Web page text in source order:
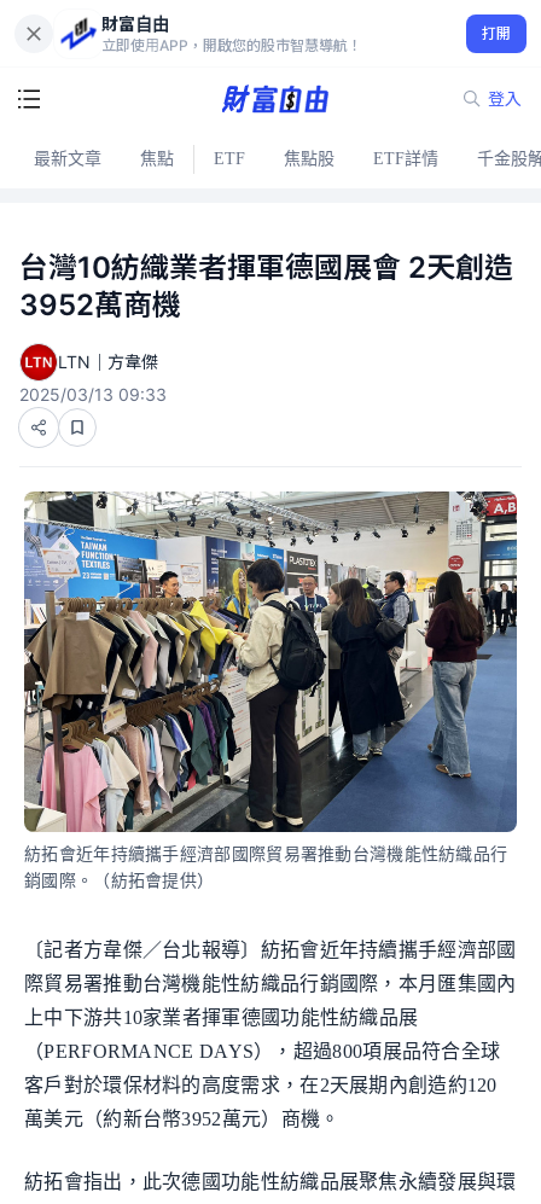
財富自由
立即使用APP，開啟您的股市智慧導航！
打開
登入
最新文章 焦點 ETF 焦點股 ETF詳情 千金股
台灣10紡織業者揮軍德國展會 2天創造
3952萬商機
LTN｜方韋傑
2025/03/13 09:33
紡拓會近年持續攜手經濟部國際貿易署推動台灣機能性紡織品行
銷國際。（紡拓會提供）
〔記者方韋傑／台北報導〕紡拓會近年持續攜手經濟部國
際貿易署推動台灣機能性紡織品行銷國際，本月匯集國內
上中下游共10家業者揮軍德國功能性紡織品展
（PERFORMANCE DAYS），超過800項展品符合全球
客戶對於環保材料的高度需求，在2天展期內創造約120
萬美元（約新台幣3952萬元）商機。
紡拓會指出，此次德國功能性紡織品展聚焦永續發展與環